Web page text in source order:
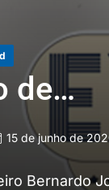
de…
15 de junho de
Bernardo